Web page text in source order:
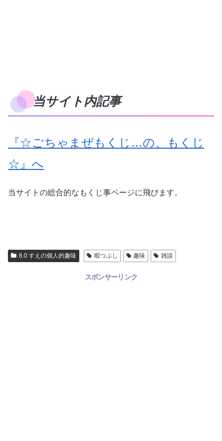
当サイト内記事
『☆ごちゃまぜもくじ…の、もくじ
☆』へ
当サイトの総合的なもくじ事ページに飛びます。
8.0 すえの個人的趣味 暇つぶし 趣味 雑談
スポンサーリンク